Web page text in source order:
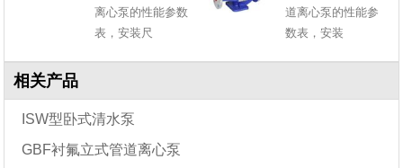
离心泵的性能参数
表，安装尺
道离心泵的性能参
数表，安装
相关产品
ISW型卧式清水泵
GBF衬氟立式管道离心泵